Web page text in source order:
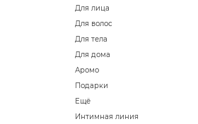
Для лица
Для волос
Для тела
Для дома
Аромо
Подарки
Ещё
Интимная линия